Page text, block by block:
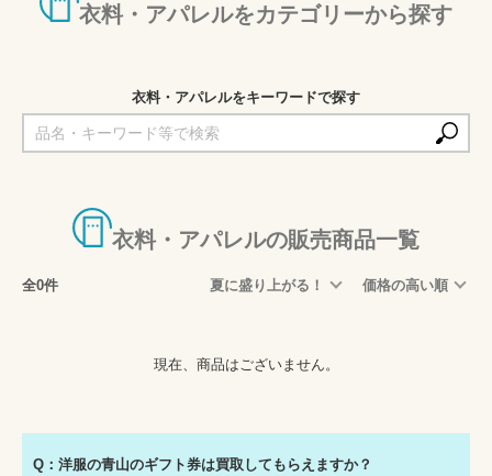
衣料・アパレルをカテゴリーから探す
衣料・アパレルをキーワードで探す
衣料・アパレルの販売商品一覧
全0件 夏に盛り上がる！ 価格の高い順
現在、商品はございません。
Q：洋服の青山のギフト券は買取してもらえますか？